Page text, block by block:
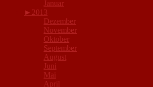
Januar
► 2013
Dezember
November
Oktober
September
August
Juni
Mai
April